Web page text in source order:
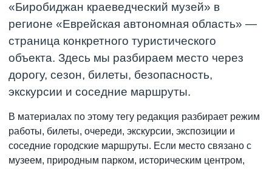
«Биробиджан краеведческий музей» в
регионе «Еврейская автономная область» —
страница конкретного туристического
объекта. Здесь мы разбираем место через
дорогу, сезон, билеты, безопасность,
экскурсии и соседние маршруты.
В материалах по этому тегу редакция разбирает режим
работы, билеты, очереди, экскурсии, экспозиции и
соседние городские маршруты. Если место связано с
музеем, природным парком, историческим центром,